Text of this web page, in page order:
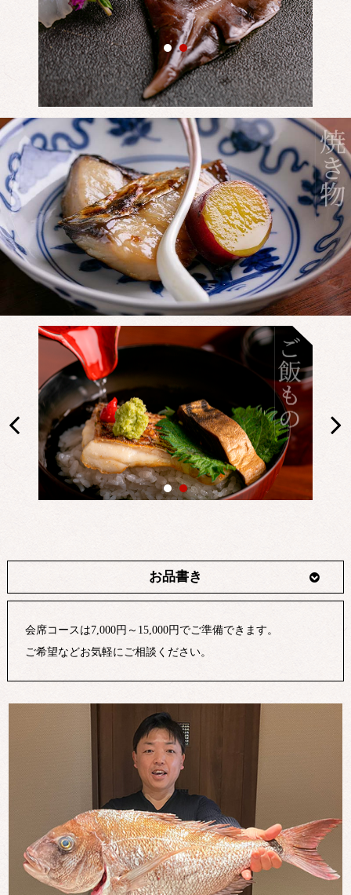
お品書き
会席コースは7,000円～15,000円でご準備できます。
ご希望などお気軽にご相談ください。